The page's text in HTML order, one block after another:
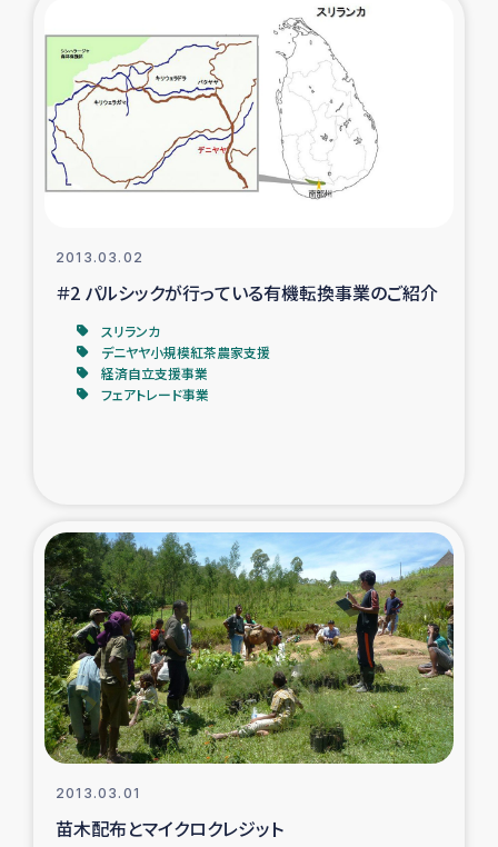
トルコ・シリア地震被災者支援
デニヤヤ小規模紅茶農家支援
コーヒー生産者支援
ベイルート大規模爆発被災者支援
女性の生計向上支援
アグロフォレストリー（カカオ）事業
2013.03.02
＃2 パルシックが行っている有機転換事業のご紹介
スリランカ
デニヤヤ小規模紅茶農家支援
経済自立支援事業
フェアトレード事業
2013.03.01
苗木配布とマイクロクレジット